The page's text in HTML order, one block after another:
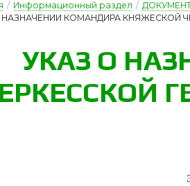
/ Информационный раздел /
КОМАНДИРА КНЯЖЕСКОЙ
У­КАЗ О